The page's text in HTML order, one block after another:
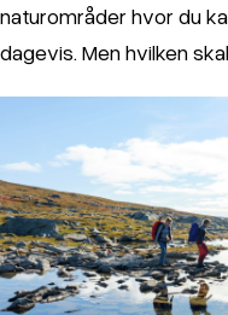
naturområder hvor du
dagevis. Men hvilken